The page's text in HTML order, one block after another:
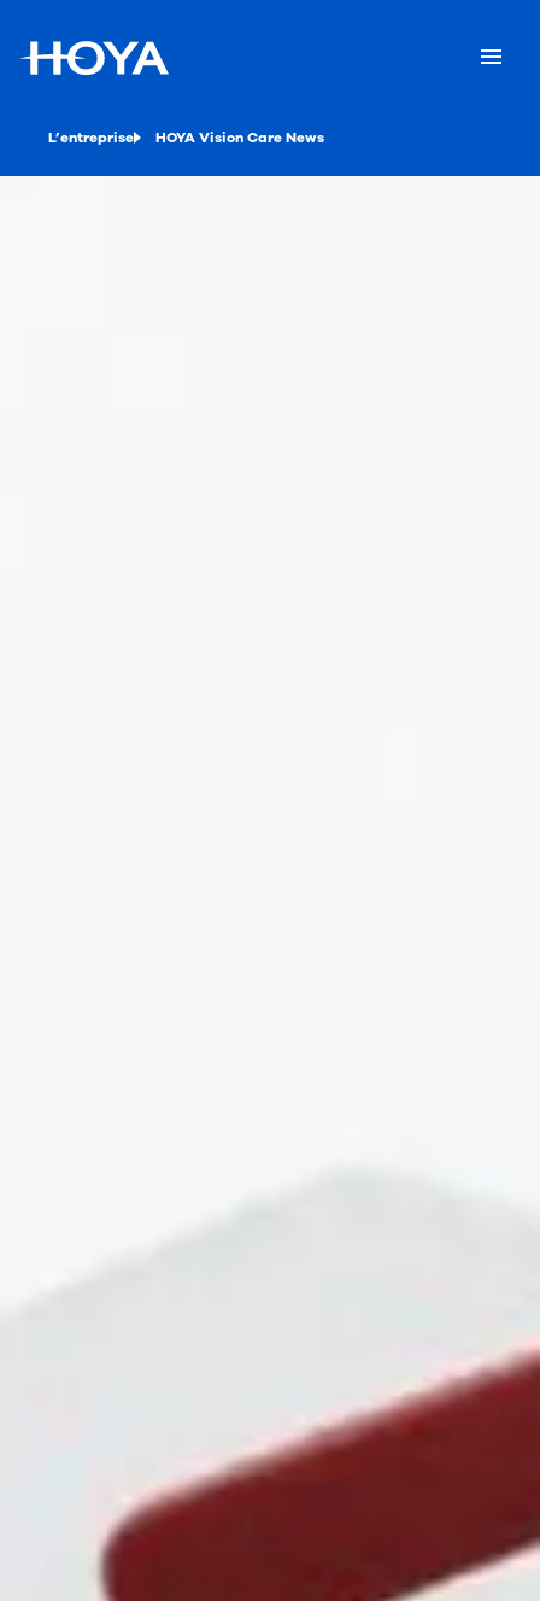
L’entreprise HOYA Vision Care News